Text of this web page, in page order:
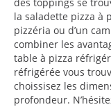
la saladette pizza à
pizzéria ou d’un
combiner les
table à pizza
réfrigérée vous
choissisez les
profondeur.